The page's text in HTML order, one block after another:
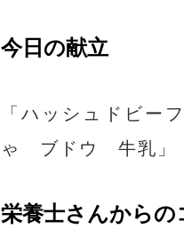
今日の献立
「ハッシュドビ
ゃ ブドウ 牛乳」
栄養士さんからの